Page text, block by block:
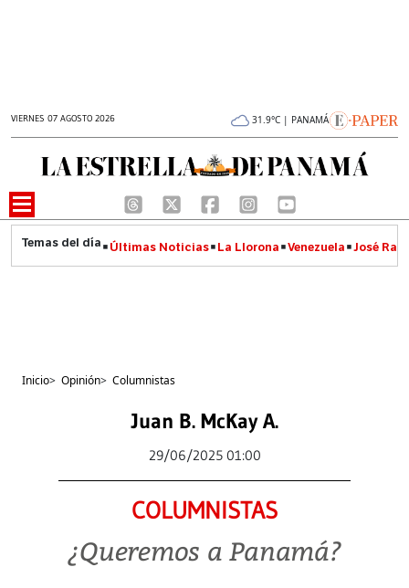
VIERNES 07 AGOSTO 2026 31.9°C | PANAMÁ
Últimas Noticias La Llorona Venezuela José
Inicio> Opinión> Columnistas
Juan B. McKay A.
29/06/2025 01:00
COLUMNISTAS
¿Queremos a Panamá?